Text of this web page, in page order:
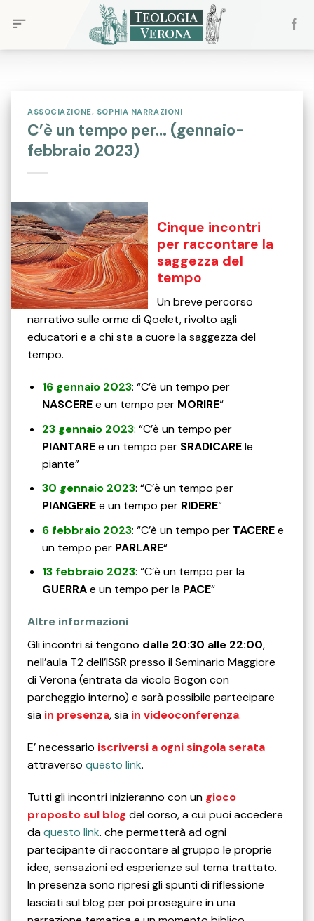
ASSOCIAZIONE, SOPHIA NARRAZIONI
C’è un tempo per… (gennaio-
febbraio 2023)
Cinque incontri
per raccontare la
saggezza del
tempo
Un breve percorso
narrativo sulle orme di Qoelet, rivolto agli
educatori e a chi sta a cuore la saggezza del
tempo.
16 gennaio 2023: “C’è un tempo per
NASCEREe un tempo per MORIRE“
23 gennaio 2023: “C’è un tempo per
PIANTAREe un tempo per SRADICAREle
piante”
30 gennaio 2023: “C’è un tempo per
PIANGEREe un tempo per RIDERE“
6 febbraio 2023: “C’è un tempo per TACEREe
un tempo per PARLARE“
13 febbraio 2023: “C’è un tempo per la
GUERRAe un tempo per la PACE“
Altre informazioni
Gli incontri si tengono dalle 20:30 alle 22:00,
nell’aula T2 dell’ISSR presso il Seminario Maggiore
di Verona (entrata da vicolo Bogon con
parcheggio interno) e sarà possibile partecipare
sia in presenza, sia in videoconferenza.
E’ necessario iscriversi a ogni singola serata
attraverso questo link.
Tutti gli incontri inizieranno con un gioco
proposto sul blog del corso, a cui puoi accedere
daquesto link. che permetterà ad ogni
partecipante di raccontare al gruppo le proprie
idee, sensazioni ed esperienze sul tema trattato.
In presenza sono ripresi gli spunti di riflessione
lasciati sul blog per poi proseguire in una